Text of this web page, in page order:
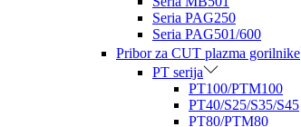
Seria PAG250
Seria PAG501/600
Pribor za CUT plazma gorilnike
PT serija
PT100/PTM100
PT40/S25/S35/S45
PT80/PTM80